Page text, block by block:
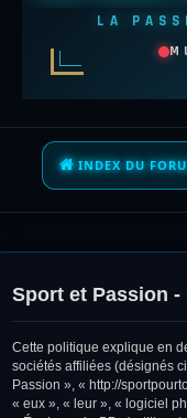
LA
INDEX DU
Sport et Passion
Cette politique explique en
sociétés affiliées (désignés
Passion », « http://
« eux », « leur », « logiciel